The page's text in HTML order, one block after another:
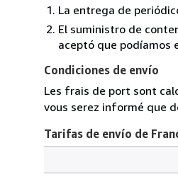
La entrega de
El suministro de
aceptó que podíamos
Condiciones de envío
Les frais de port sont
vous serez informé que
Tarifas de envío de